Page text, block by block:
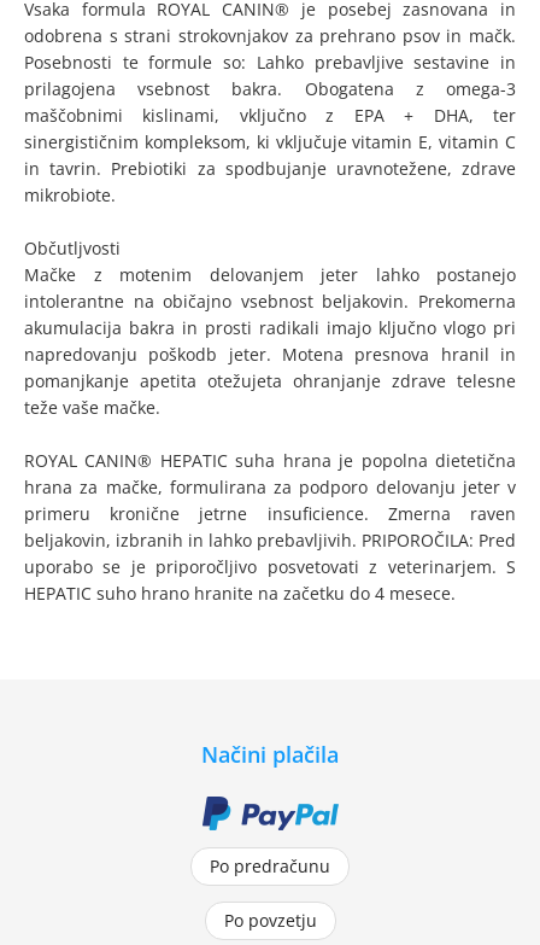
Vsaka formula ROYAL CANIN® je posebej zasnovana in
odobrena s strani strokovnjakov za prehrano psov in mačk.
Posebnosti te formule so: Lahko prebavljive sestavine in
prilagojena vsebnost bakra. Obogatena z omega-3
maščobnimi kislinami, vključno z EPA + DHA, ter
sinergističnim kompleksom, ki vključuje vitamin E, vitamin C
in tavrin. Prebiotiki za spodbujanje uravnotežene, zdrave
mikrobiote.
Občutljvosti
Mačke z motenim delovanjem jeter lahko postanejo
intolerantne na običajno vsebnost beljakovin. Prekomerna
akumulacija bakra in prosti radikali imajo ključno vlogo pri
napredovanju poškodb jeter. Motena presnova hranil in
pomanjkanje apetita otežujeta ohranjanje zdrave telesne
teže vaše mačke.
ROYAL CANIN® HEPATIC suha hrana je popolna dietetična
hrana za mačke, formulirana za podporo delovanju jeter v
primeru kronične jetrne insuficience. Zmerna raven
beljakovin, izbranih in lahko prebavljivih. PRIPOROČILA: Pred
uporabo se je priporočljivo posvetovati z veterinarjem. S
HEPATIC suho hrano hranite na začetku do 4 mesece.
Načini plačila
Po predračunu
Po povzetju